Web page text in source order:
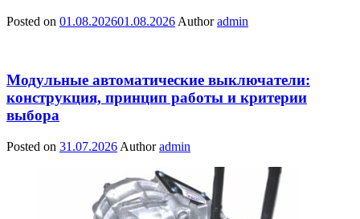
Posted on 01.08.202601.08.2026 Author admin
Модульные автоматические выключатели:
конструкция, принцип работы и критерии
выбора
Posted on 31.07.2026 Author admin